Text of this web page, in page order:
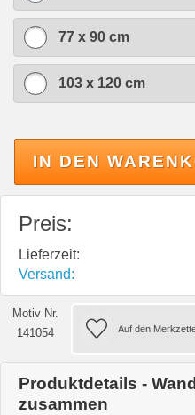
77 x 90 cm
103 x 120 cm
IN DEN
Preis:
Lieferzeit:
Versand:
Motiv Nr.
141054
Produktdetails -
zusammen